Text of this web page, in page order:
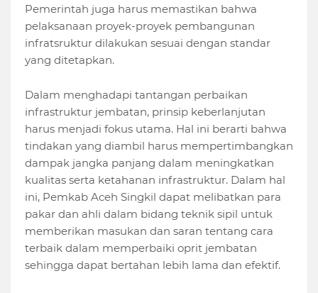
Pemerintah juga harus memastikan bahwa
pelaksanaan proyek-proyek pembangunan
infratsruktur dilakukan sesuai dengan standar
yang ditetapkan.
Dalam menghadapi tantangan perbaikan
infrastruktur jembatan, prinsip keberlanjutan
harus menjadi fokus utama. Hal ini berarti bahwa
tindakan yang diambil harus mempertimbangkan
dampak jangka panjang dalam meningkatkan
kualitas serta ketahanan infrastruktur. Dalam hal
ini, Pemkab Aceh Singkil dapat melibatkan para
pakar dan ahli dalam bidang teknik sipil untuk
memberikan masukan dan saran tentang cara
terbaik dalam memperbaiki oprit jembatan
sehingga dapat bertahan lebih lama dan efektif.